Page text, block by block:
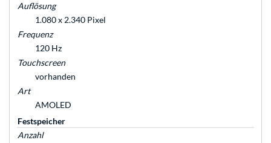
Auflösung
1.080 x 2.340 Pixel
Frequenz
120 Hz
Touchscreen
vorhanden
Art
AMOLED
Festspeicher
Anzahl